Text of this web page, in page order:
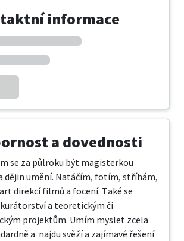
informace
a dovednosti
se za půlroku být magisterkou
dějin umění. Natáčím, fotím, stříhám,
direkcí filmů a focení. Také se
a teoretickým či
projektům. Umím myslet zcela
a  najdu svěží a zajímavé řešení